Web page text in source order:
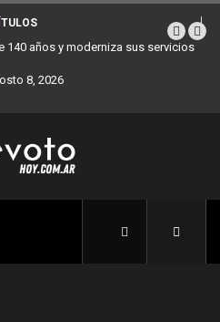
140 años y moderniza sus servicios
8, 2026